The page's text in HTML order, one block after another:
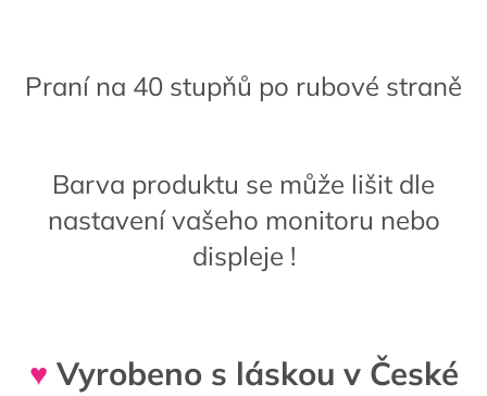
Praní na 40 stupňů po rubové straně
Barva produktu se může lišit dle
nastavení vašeho monitoru nebo
displeje !
♥ Vyrobeno s láskou v České